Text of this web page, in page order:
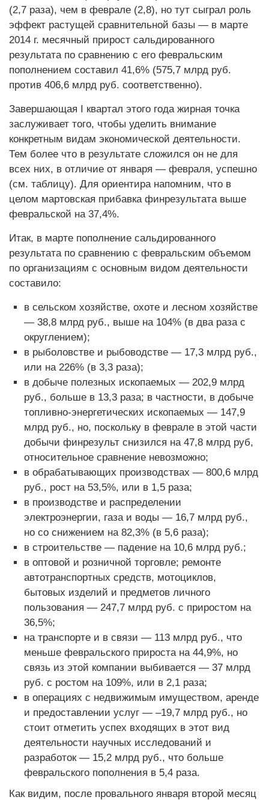
(2,7 раза), чем в феврале (2,8), но тут сыг­рал роль
эффект растущей сравнительной базы — в марте
2014 г. месячный прирост сальдированного
результата по сравнению с его февральским
пополнением составил 41,6% (575,7 млрд руб.
против 406,6 млрд руб. соответственно).
Завершающая I квартал этого года жирная точка
заслуживает того, чтобы уделить внимание
конкретным видам экономичес­кой деятельнос­ти.
Тем более что в результате сложился он не для
всех них, в отличие от января — февраля, успешно
(см. таблицу). Для ориентира напомним, что в
целом мартовская прибавка финрезультата выше
февральской на 37,4%.
Итак, в марте пополнение сальдированного
результата по сравнению с февральским объемом
по организациям с основным видом деятельности
составило:
в сельском хозяйстве, охоте и лесном хозяйстве
— 38,8 млрд руб., выше на 104% (в два раза с
округлением);
в рыболовстве и рыбоводстве — 17,3 млрд руб.,
или на 226% (в 3,3 раза);
в добыче полезных ископае­мых — 202,9 млрд
руб., больше в 13,3 раза; в частности, в добыче
топливно-энергетических ископаемых — 147,9
млрд руб., но, поскольку в феврале в этой час­ти
добычи финрезульт снизился на 47,8 млрд руб,
относительное сравнение невозможно;
в обрабатывающих производствах — 800,6 млрд
руб., рост на 53,5%, или в 1,5 раза;
в производстве и распределении
электроэнергии, газа и воды — 16,7 млрд руб.,
но со снижением на 82,3% (в 5,6 раза);
в строительстве — падение на 10,6 млрд руб.;
в оптовой и розничной торговле; ремонте
автотранспортных средств, мотоциклов,
бытовых изделий и предметов личного
пользования — 247,7 млрд руб. с приростом на
36,5%;
на транспорте и в связи — 113 млрд руб., что
меньше февральского прироста на 44,9%, но
связь из этой компании выбивается — 37 млрд
руб. с рос­том на 109%, или в 2,1 раза;
в операциях с недвижимым имуществом, аренде
и предоставлении услуг — –19,7 млрд руб., но
стоит отметить успех входящих в этот вид
деятельности научных исследований и
разработок — 15,2 млрд руб., что больше
февральского пополнения в 5,4 раза.
Как видим, после провального января второй месяц